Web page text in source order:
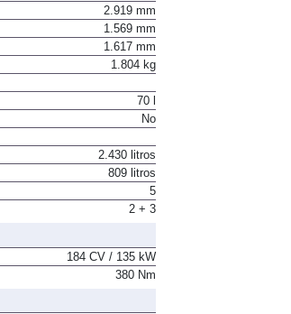
2.919 mm
1.569 mm
1.617 mm
1.804 kg
70 l
No
2.430 litros
809 litros
5
2 + 3
184 CV / 135 kW
380 Nm